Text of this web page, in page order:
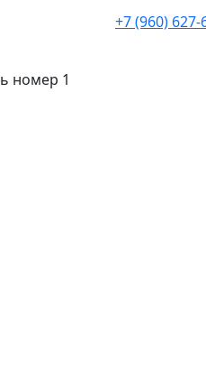
+7 (960) 627-
номер 1